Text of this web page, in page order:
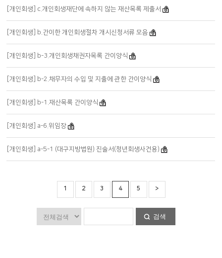
[개인회생] c.개인회생재단에 속하지 않는 재산목록 제출서
[개인회생] b.간이한 개인회생절차 개시신청서류 모음
[개인회생] b-3.개인회생채권자목록 간이양식
[개인회생] b-2.채무자의 수입 및 지출에 관한 간이양식
[개인회생] b-1.재산목록 간이양식
[개인회생] a-6.위임장
[개인회생] a-5-1 (대구지방법원) 진술서(청년회생사건용)
1 2 3 4 5 >
검색